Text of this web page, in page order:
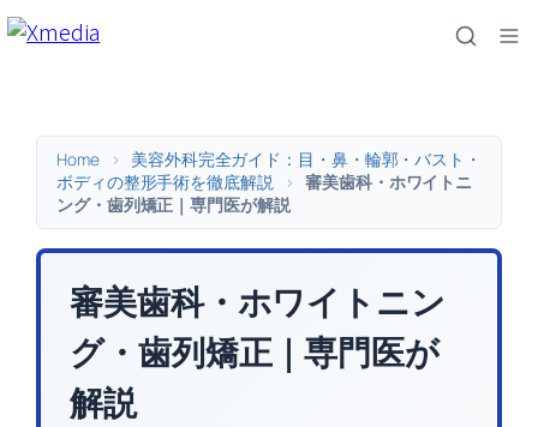
内
Home >
美容外科完全ガイド：目・鼻・輪郭・バスト・
ボディの整形手術を徹底解説
>
審美歯科・ホワイトニ
ング・歯列矯正｜専門医が解説
審美歯科・ホワイトニン
グ・歯列矯正｜専門医が
解説